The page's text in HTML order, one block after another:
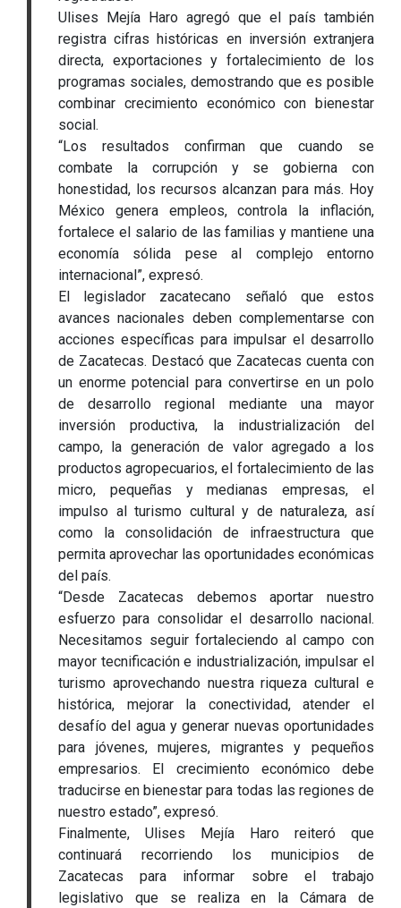
Ulises Mejía Haro agregó que el país también
registra cifras históricas en inversión extranjera
directa, exportaciones y fortalecimiento de los
programas sociales, demostrando que es posible
combinar crecimiento económico con bienestar
social.
“Los resultados confirman que cuando se
combate la corrupción y se gobierna con
honestidad, los recursos alcanzan para más. Hoy
México genera empleos, controla la inflación,
fortalece el salario de las familias y mantiene una
economía sólida pese al complejo entorno
internacional”, expresó.
El legislador zacatecano señaló que estos
avances nacionales deben complementarse con
acciones específicas para impulsar el desarrollo
de Zacatecas. Destacó que Zacatecas cuenta con
un enorme potencial para convertirse en un polo
de desarrollo regional mediante una mayor
inversión productiva, la industrialización del
campo, la generación de valor agregado a los
productos agropecuarios, el fortalecimiento de las
micro, pequeñas y medianas empresas, el
impulso al turismo cultural y de naturaleza, así
como la consolidación de infraestructura que
permita aprovechar las oportunidades económicas
del país.
“Desde Zacatecas debemos aportar nuestro
esfuerzo para consolidar el desarrollo nacional.
Necesitamos seguir fortaleciendo al campo con
mayor tecnificación e industrialización, impulsar el
turismo aprovechando nuestra riqueza cultural e
histórica, mejorar la conectividad, atender el
desafío del agua y generar nuevas oportunidades
para jóvenes, mujeres, migrantes y pequeños
empresarios. El crecimiento económico debe
traducirse en bienestar para todas las regiones de
nuestro estado”, expresó.
Finalmente, Ulises Mejía Haro reiteró que
continuará recorriendo los municipios de
Zacatecas para informar sobre el trabajo
legislativo que se realiza en la Cámara de